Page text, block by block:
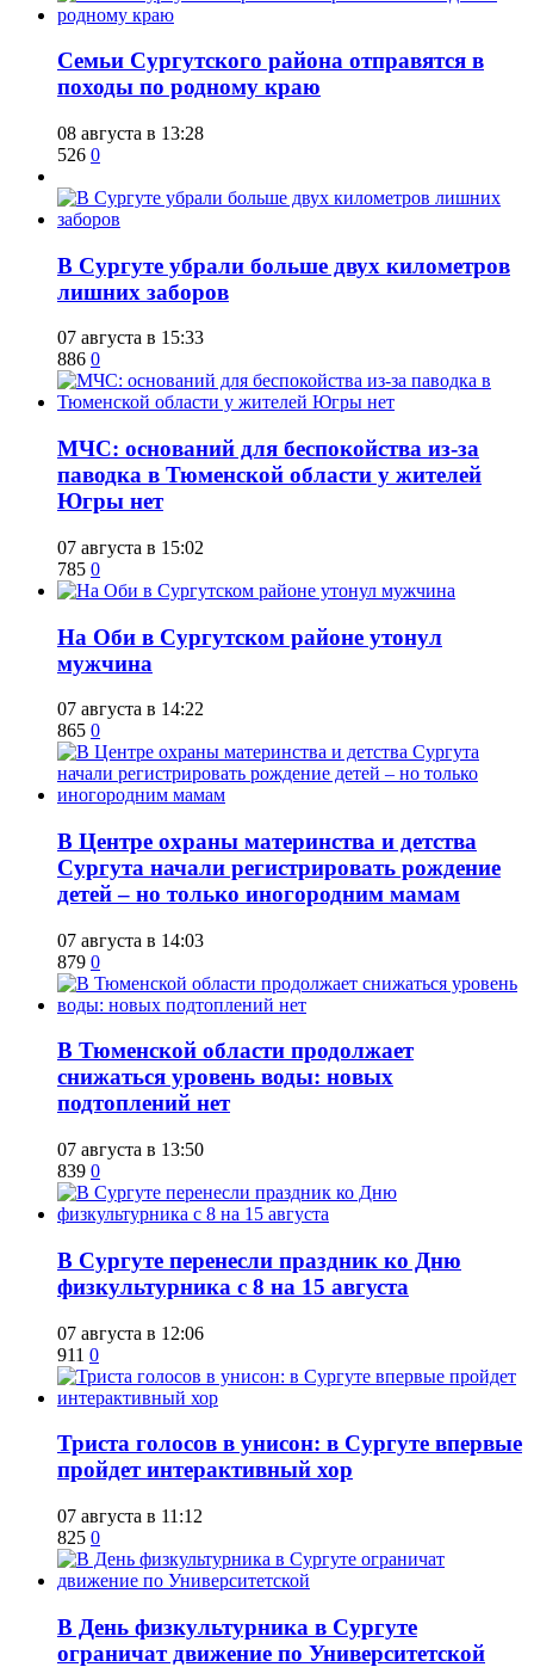
​Семьи Сургутского района отправятся в
походы по родному краю
08 августа в 13:28
526 0
​В Сургуте убрали больше двух километров
лишних заборов
07 августа в 15:33
886 0
​МЧС: оснований для беспокойства из-за
паводка в Тюменской области у жителей
Югры нет
07 августа в 15:02
785 0
​На Оби в Сургутском районе утонул
мужчина
07 августа в 14:22
865 0
​В Центре охраны материнства и детства
Сургута начали регистрировать рождение
детей – но только иногородним мамам
07 августа в 14:03
879 0
​В Тюменской области продолжает
снижаться уровень воды: новых
подтоплений нет
07 августа в 13:50
839 0
​В Сургуте перенесли праздник ко Дню
физкультурника с 8 на 15 августа
07 августа в 12:06
911 0
​Триста голосов в унисон: в Сургуте впервые
пройдет интерактивный хор
07 августа в 11:12
825 0
​В День физкультурника в Сургуте
ограничат движение по Университетской